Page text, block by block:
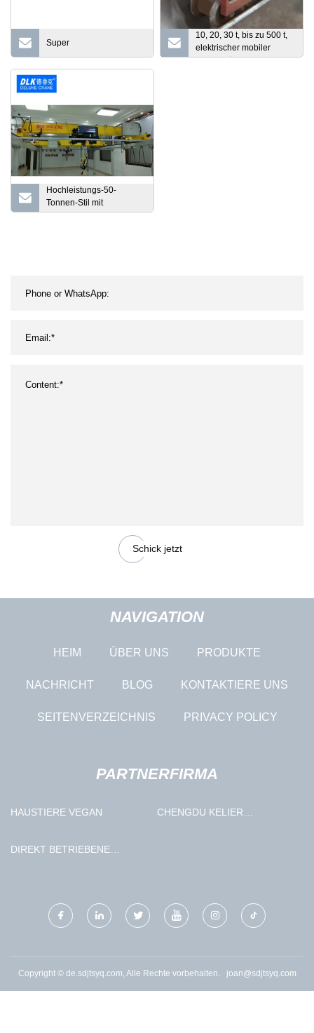
Super
10, 20, 30 t, bis zu 500 t,
elektrischer mobiler
Doppelträger-
Hochleistungs-50-
Tonnen-Stil mit
ferngesteuerter
Schick jetzt
NAVIGATION
HEIM ÜBER UNS PRODUKTE
NACHRICHT BLOG KONTAKTIERE UNS
SEITENVERZEICHNIS PRIVACY POLICY
PARTNERFIRMA
HAUSTIERE VEGAN
CHENGDU KELIER
DIREKT BETRIEBENE
Copyright © de.sdjtsyq.com, Alle Rechte vorbehalten. joan@sdjtsyq.com